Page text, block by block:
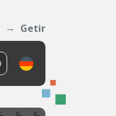
Getir